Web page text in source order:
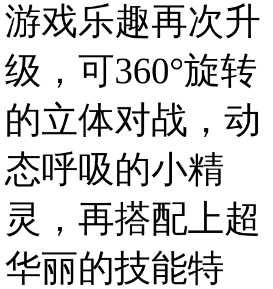
游戏乐趣再次升
级，可360°旋转
的立体对战，动
态呼吸的小精
灵，再搭配上超
华丽的技能特